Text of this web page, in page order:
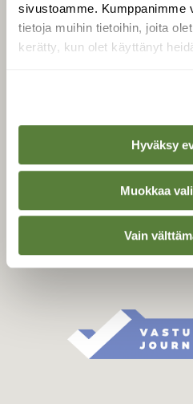
sivustoamme. Kumppanimme
tietoja muihin tietoihin, joita
kerätty, kun olet käyttänyt
Hyväksy
Muokkaa
Vain